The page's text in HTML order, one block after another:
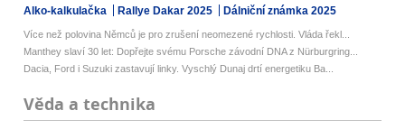
Alko-kalkulačka Rallye Dakar 2025 Dálniční známka 2025
Více než polovina Němců je pro zrušení neomezené rychlosti. Vláda řekl...
Manthey slaví 30 let: Dopřejte svému Porsche závodní DNA z Nürburgring...
Dacia, Ford i Suzuki zastavují linky. Vyschlý Dunaj drtí energetiku Ba...
Věda a technika